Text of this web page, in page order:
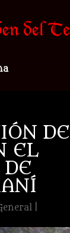
DE
EL
|